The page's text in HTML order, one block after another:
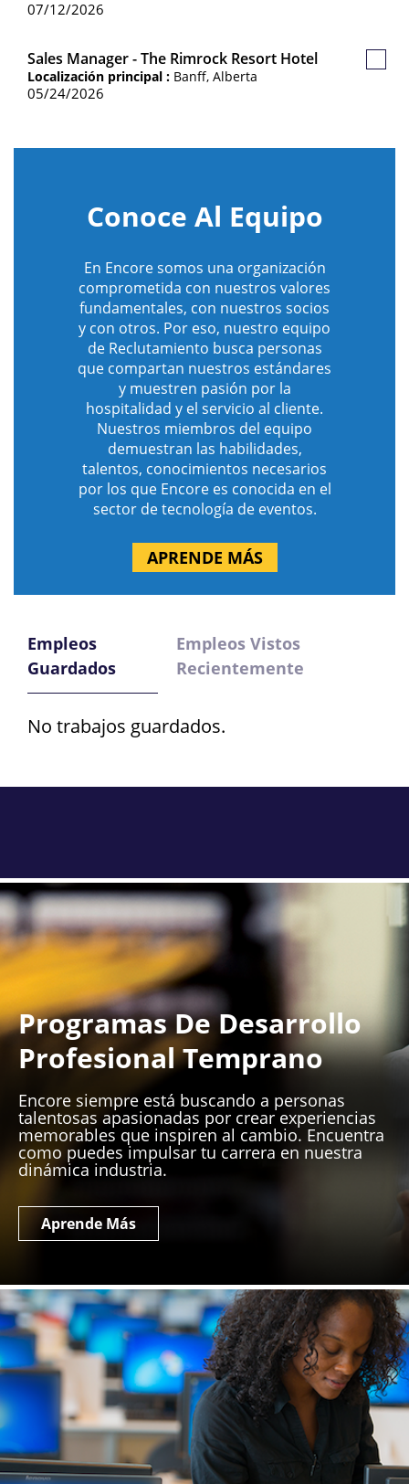
07/12/2026
Sales Manager - The Rimrock Resort Hotel
Localización principal : Banff, Alberta
05/24/2026
Conoce Al Equipo
En Encore somos una organización
comprometida con nuestros valores
fundamentales, con nuestros socios
y con otros. Por eso, nuestro equipo
de Reclutamiento busca personas
que compartan nuestros estándares
y muestren pasión por la
hospitalidad y el servicio al cliente.
Nuestros miembros del equipo
demuestran las habilidades,
talentos, conocimientos necesarios
por los que Encore es conocida en el
sector de tecnología de eventos.
APRENDE MÁS
Empleos
Guardados
Empleos Vistos
Recientemente
No trabajos guardados.
Programas De Desarrollo
Profesional Temprano
Encore siempre está buscando a personas
talentosas apasionadas por crear experiencias
memorables que inspiren al cambio. Encuentra
como puedes impulsar tu carrera en nuestra
dinámica industria.
Aprende Más